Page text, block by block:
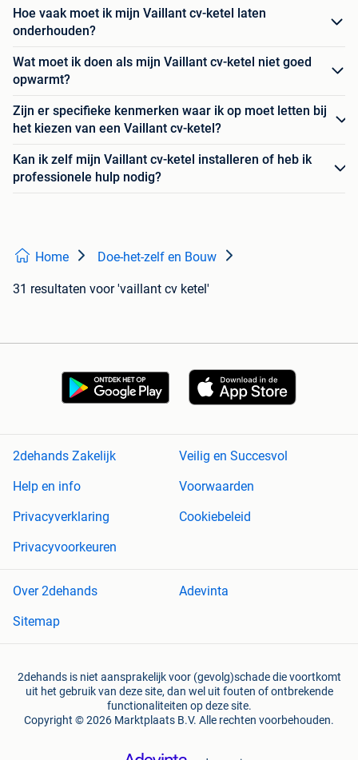
Hoe vaak moet ik mijn Vaillant cv-ketel laten
onderhouden?
Wat moet ik doen als mijn Vaillant cv-ketel niet goed
opwarmt?
Zijn er specifieke kenmerken waar ik op moet letten bij
het kiezen van een Vaillant cv-ketel?
Kan ik zelf mijn Vaillant cv-ketel installeren of heb ik
professionele hulp nodig?
Home Doe-het-zelf en Bouw
31 resultaten voor 'vaillant cv ketel'
2dehands Zakelijk
Veilig en Succesvol
Help en info
Voorwaarden
Privacyverklaring
Cookiebeleid
Privacyvoorkeuren
Over 2dehands
Adevinta
Sitemap
2dehands is niet aansprakelijk voor (gevolg)schade die voortkomt
uit het gebruik van deze site, dan wel uit fouten of ontbrekende
functionaliteiten op deze site.
Copyright © 2026 Marktplaats B.V. Alle rechten voorbehouden.